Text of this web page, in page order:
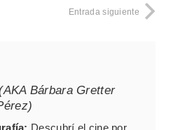
Entrada siguiente
Bárbara Gretter